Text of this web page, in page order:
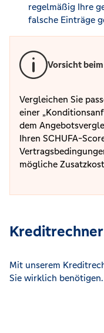
regelmäßig Ihre
falsche Einträge
Vorsicht
Vergleichen Sie
einer
dem
Ihren SCHUFA-
mögliche
Mit unserem
Sie wirklich benötigen.